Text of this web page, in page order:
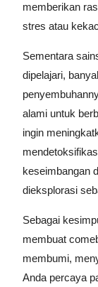
memberikan
stres atau
Sementara
dipelajari,
alami untuk
ingin
keseimbangan
dieksplorasi
Sebagai
membuat
membumi,
Anda percaya